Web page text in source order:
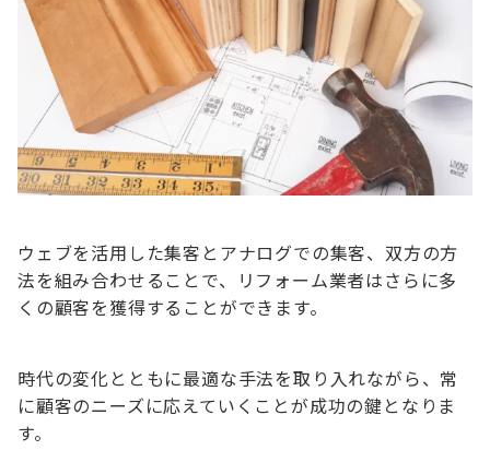
ウェブを活用した集客とアナログでの集客、双方の方
法を組み合わせることで、リフォーム業者はさらに多
くの顧客を獲得することができます。
時代の変化とともに最適な手法を取り入れながら、常
に顧客のニーズに応えていくことが成功の鍵となりま
す。